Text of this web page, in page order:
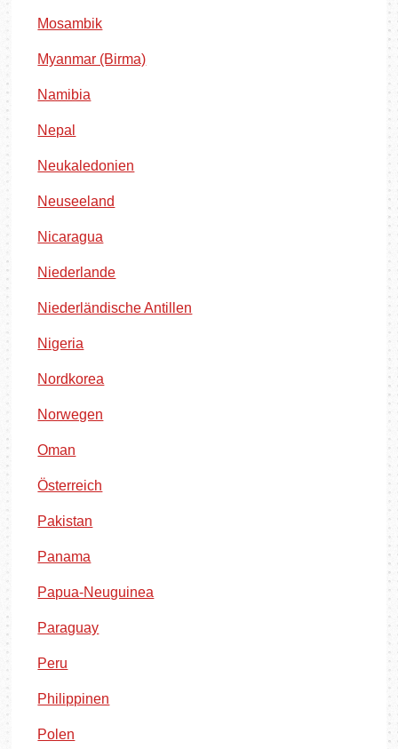
Mosambik
Myanmar (Birma)
Namibia
Nepal
Neukaledonien
Neuseeland
Nicaragua
Niederlande
Niederländische Antillen
Nigeria
Nordkorea
Norwegen
Oman
Österreich
Pakistan
Panama
Papua-Neuguinea
Paraguay
Peru
Philippinen
Polen